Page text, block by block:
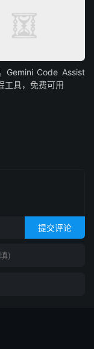
Gemini Code Assist
工具，免费可用
提交评论